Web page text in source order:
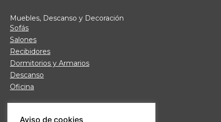
Muebles, Descanso y Decoración
Sofás
Salones
Recibidores
Dormitorios y Armarios
Descanso
Oficina
Fábrica de Muebles
Aviso de cookies